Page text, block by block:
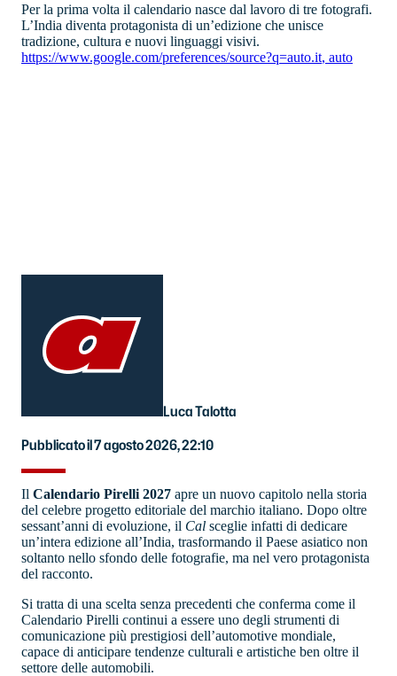
Per la prima volta il calendario nasce dal lavoro di tre fotografi.
L’India diventa protagonista di un’edizione che unisce
tradizione, cultura e nuovi linguaggi visivi.
https://www.google.com/preferences/source?q=auto.it, auto
Luca Talotta
Pubblicato il 7 agosto 2026, 22:10
Il Calendario Pirelli 2027 apre un nuovo capitolo nella storia
del celebre progetto editoriale del marchio italiano. Dopo oltre
sessant’anni di evoluzione, il Cal sceglie infatti di dedicare
un’intera edizione all’India, trasformando il Paese asiatico non
soltanto nello sfondo delle fotografie, ma nel vero protagonista
del racconto.
Si tratta di una scelta senza precedenti che conferma come il
Calendario Pirelli continui a essere uno degli strumenti di
comunicazione più prestigiosi dell’automotive mondiale,
capace di anticipare tendenze culturali e artistiche ben oltre il
settore delle automobili.